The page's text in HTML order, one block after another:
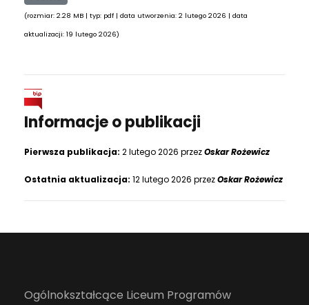
(rozmiar: 2.28 MB | typ: pdf | data utworzenia: 2 lutego 2026 | data
aktualizacji: 19 lutego 2026)
Informacje o publikacji
Pierwsza publikacja: 2 lutego 2026 przezOskar Rożewicz
Ostatnia aktualizacja: 12 lutego 2026 przezOskar Rożewicz
Ogólnokształcące Liceum Programów